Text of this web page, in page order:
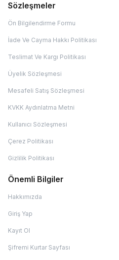
Sözleşmeler
Ön Bilgilendirme Formu
İade Ve Cayma Hakkı Politikası
Teslimat Ve Kargı Politikası
Üyelik Sözleşmesi
Mesafeli Satış Sözleşmesi
KVKK Aydınlatma Metni
Kullanıcı Sözleşmesi
Çerez Politikası
Gizlilik Politikası
Önemli Bilgiler
Hakkımızda
Giriş Yap
Kayıt Ol
Şifremi Kurtar Sayfası